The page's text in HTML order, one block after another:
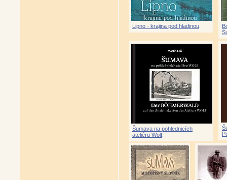
Lipno - krajina pod hladinou
Šumava na pohlednicích
ateliéru Wolf